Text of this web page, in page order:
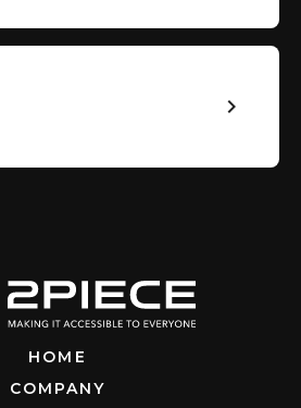
keyboard_arrow_right
HOME
COMPANY